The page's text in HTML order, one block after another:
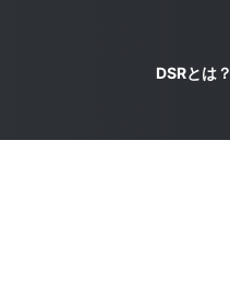
DSRとは？